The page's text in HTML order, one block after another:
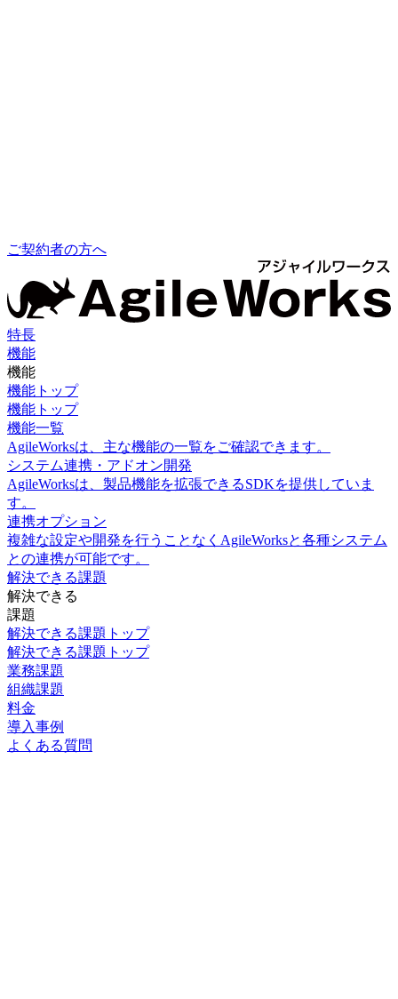
ご契約者の方へ
特長
機能
機能
機能トップ
機能トップ
機能一覧
AgileWorksは、主な機能の一覧をご確認できます。
システム連携・アドオン開発
AgileWorksは、製品機能を拡張できるSDKを提供していま
す。
連携オプション
複雑な設定や開発を行うことなくAgileWorksと各種システム
との連携が可能です。
解決できる課題
解決できる
課題
解決できる課題トップ
解決できる課題トップ
業務課題
組織課題
料金
導入事例
よくある質問